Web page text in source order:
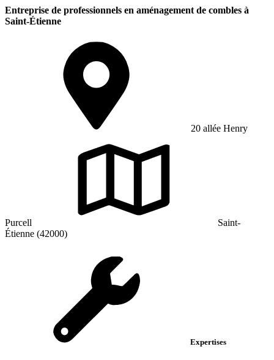
Entreprise de professionnels en aménagement de combles à
Saint-Étienne
20 allée Henry
Purcell
Saint-
Étienne (42000)
Expertises